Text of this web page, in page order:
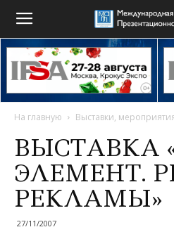
На главную Выставки,
ВЫСТАВКА
ЭЛЕМЕНТ.
РЕКЛАМЫ»
27/11/2007